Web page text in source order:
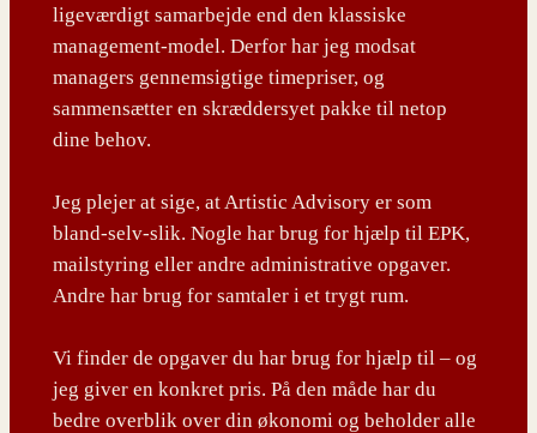
ligeværdigt samarbejde end den klassiske
management-model. Derfor har jeg modsat
managers gennemsigtige timepriser, og
sammensætter en skræddersyet pakke til netop
dine behov.
Jeg plejer at sige, at Artistic Advisory er som
bland-selv-slik. Nogle har brug for hjælp til EPK,
mailstyring eller andre administrative opgaver.
Andre har brug for samtaler i et trygt rum.
Vi finder de opgaver du har brug for hjælp til – og
jeg giver en konkret pris. På den måde har du
bedre overblik over din økonomi og beholder alle